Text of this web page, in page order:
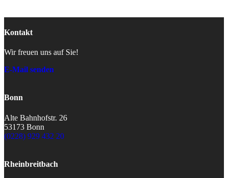
Kontakt
Wir freuen uns auf Sie!
E-Mail senden
Bonn
Alte Bahnhofstr. 26
53173 Bonn
(0228) 929 432 20
Rheinbreitbach